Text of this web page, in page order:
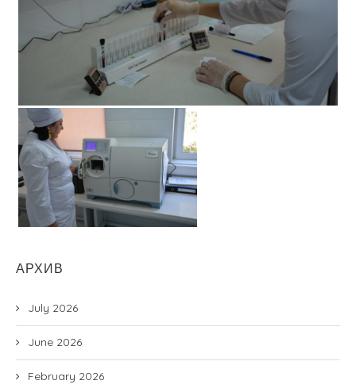
АРХИВ
July 2026
June 2026
February 2026